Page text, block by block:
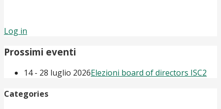
Log in
Prossimi eventi
14 - 28 luglio 2026Elezioni board of directors ISC2
Categories